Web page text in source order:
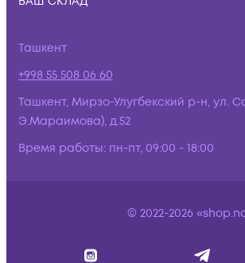
Ташкент
+998 55 508 06 60
Ташкент, Мирзо-Улугбекский р-н, ул.
Э.Мараимова), д.52
Время работы: пн-пт, 09:00 - 18:00
© 2022-2026